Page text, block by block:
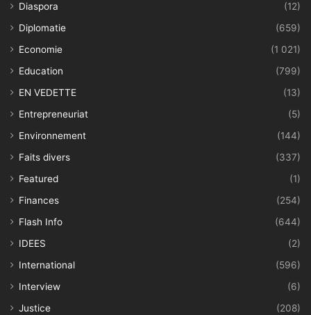
Diaspora
(12)
Diplomatie
(659)
Economie
(1 021)
Education
(799)
EN VEDETTE
(13)
Entrepreneuriat
(5)
Environnement
(144)
Faits divers
(337)
Featured
(1)
Finances
(254)
Flash Info
(644)
IDEES
(2)
International
(596)
Interview
(6)
Justice
(208)